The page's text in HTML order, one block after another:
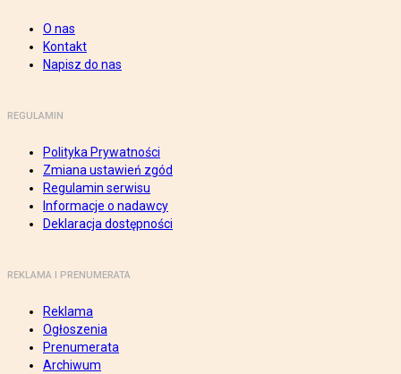
O nas
Kontakt
Napisz do nas
REGULAMIN
Polityka Prywatności
Zmiana ustawień zgód
Regulamin serwisu
Informacje o nadawcy
Deklaracja dostępności
REKLAMA I PRENUMERATA
Reklama
Ogłoszenia
Prenumerata
Archiwum